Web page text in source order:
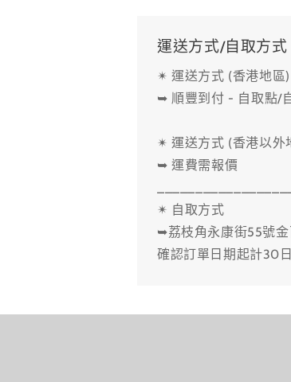
運送方式/自取方式
✴ 運送方式 (香港地區)
➥ 順豐到付 - 自取點/
✴ 運送方式 (香港以外
➥ 運費需報價
✴ 自取方式
➥荔枝角永康街55號
確認訂單日期起計30